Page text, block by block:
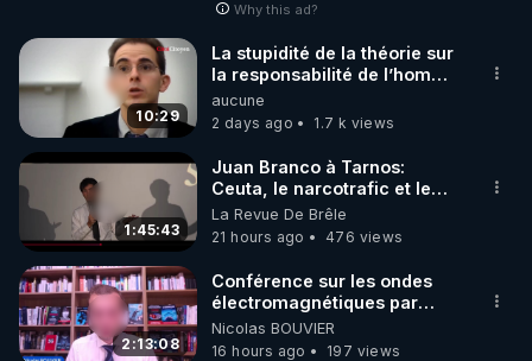
Why this ad?
10:29
La stupidité de la théorie sur
la responsabilité de l’homme
concernant le dioxyde de
carbone.
aucune
2 days ago
1.7 k views
1:45:43
Juan Branco à Tarnos:
Ceuta, le narcotrafic et le
pouvoir en France
La Revue De Brêle
21 hours ago
476 views
2:13:08
Conférence sur les ondes
électromagnétiques par
Grégoire Caustru et Bart de
Wever !
Nicolas BOUVIER
16 hours ago
197 views